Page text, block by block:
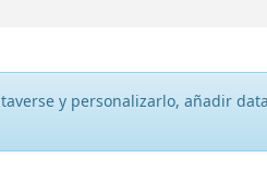
y personalizarlo, añadir